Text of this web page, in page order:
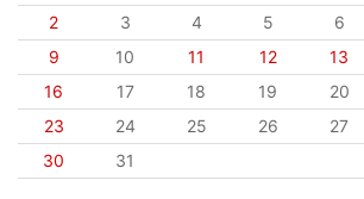
2
3 4 5 6
9
10 11 12 13
16
17 18 19 20
23
24 25 26 27
30
31